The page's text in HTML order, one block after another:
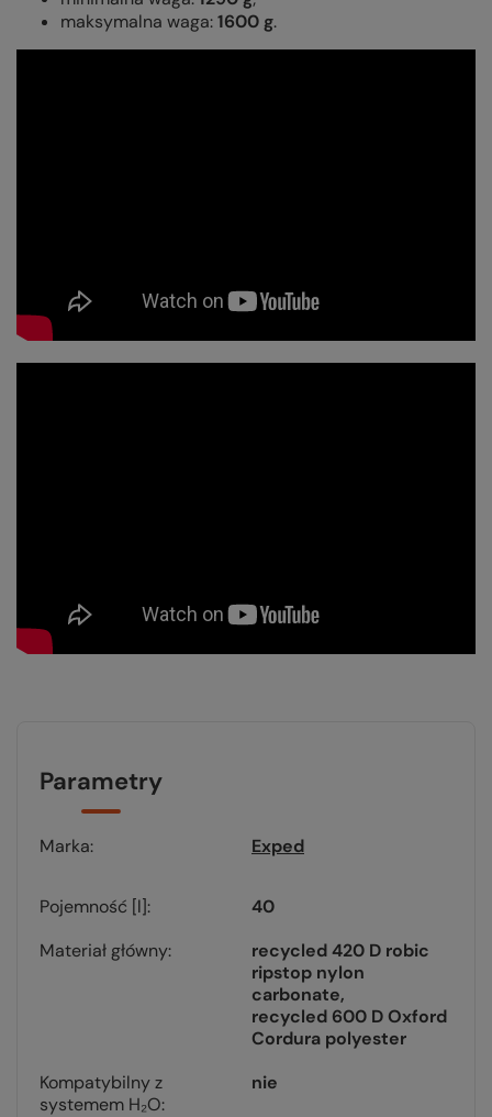
maksymalna waga:1600 g.
Parametry
Marka Exped
Pojemność [l]
40
Materiał główny
recycled 420 D robic
ripstop nylon
carbonate
recycled 600 D Oxford
Cordura polyester
Kompatybilny z
systemem H₂O
nie